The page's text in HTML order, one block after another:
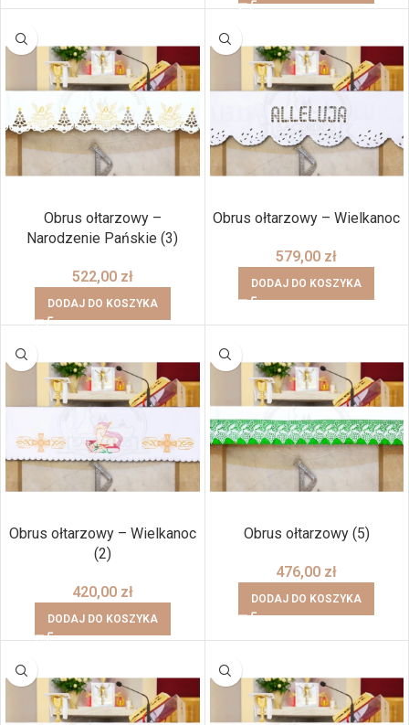
Obrus ołtarzowy –
Narodzenie Pańskie (3)
522,00 zł
DODAJ DO KOSZYKA
Obrus ołtarzowy – Wielkanoc
579,00 zł
DODAJ DO KOSZYKA
Obrus ołtarzowy – Wielkanoc
(2)
420,00 zł
DODAJ DO KOSZYKA
Obrus ołtarzowy (5)
476,00 zł
DODAJ DO KOSZYKA